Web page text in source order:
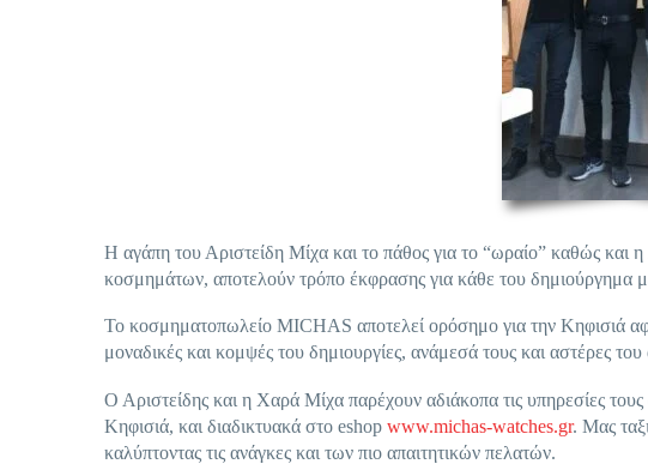
Η αγάπη του Αριστείδη Μίχα και το πάθος για το “ωραίο” καθώς και
κοσμημάτων, αποτελούν τρόπο έκφρασης για κάθε του δημιούργημα
Το κοσμηματοπωλείο MICHAS αποτελεί ορόσημο για την Κηφισιά
μοναδικές και κομψές του δημιουργίες, ανάμεσά τους και αστέρες
Ο Αριστείδης και η Χαρά Μίχα παρέχουν αδιάκοπα τις υπηρεσίες
Κηφισιά, και διαδικτυακά στο eshop www.michas-watches.gr. Μας
καλύπτοντας τις ανάγκες και των πιο απαιτητικών πελατών.